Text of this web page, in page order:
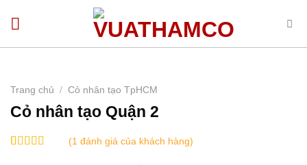
Trang chủ / Cỏ nhân tạo TpHCM
Cỏ nhân tạo Quận 2
(1 đánh giá của khách hàng)